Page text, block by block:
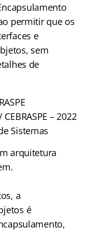
permitir que os
e
sem
de
– 2022
Sistemas
arquitetura
a
é